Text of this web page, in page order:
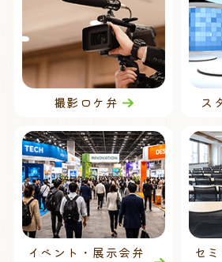
撮影ロケ弁 ス
イベント・展示会弁
セ